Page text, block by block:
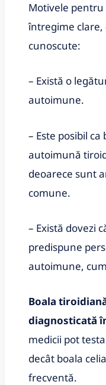
Motivele
întregime clare,
cunoscute:
– Există o
autoimune.
– Este posibil ca
autoimună
deoarece sunt
comune.
– Există dovezi
predispune
autoimune,
Boala
diagnosticată
medicii pot
decât boala
frecventă.